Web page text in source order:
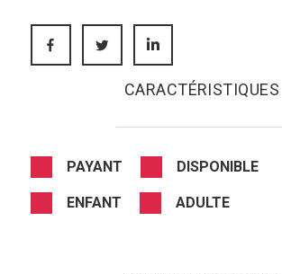
FACEBOOKTWITTER
CARACTÉRISTIQUES
PAYANT DISPONIBLE
ENFANT ADULTE